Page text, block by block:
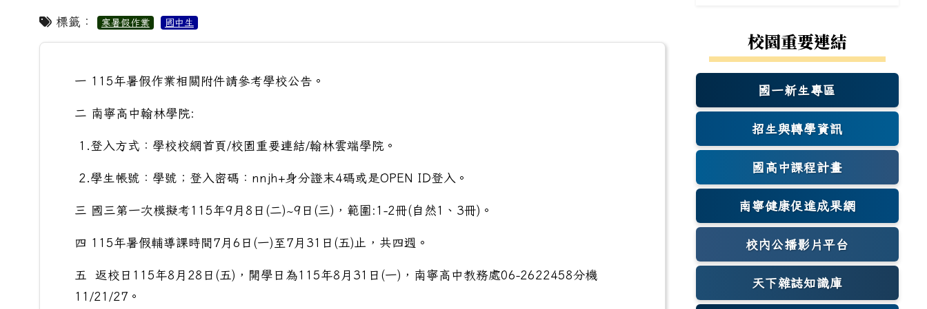
標籤： 寒暑假作業 國中生
一 115年暑假作業相關附件請參考學校公告。
二 南寧高中翰林學院:
1.登入方式：學校校網首頁/校園重要連結/翰林雲端學院。
2.學生帳號：學號；登入密碼：nnjh+身分證末4碼或是OPEN ID登入。
三 國三第一次模擬考115年9月8日(二)~9日(三)，範圍:1-2冊(自然1、3冊)。
四 115年暑假輔導課時間7月6日(一)至7月31日(五)止，共四週。
五 返校日115年8月28日(五)，開學日為115年8月31日(一)，南寧高中教務處06-2622458分機
11/21/27。
校園重要連結
國一新生專區
(另開新視窗)
招生與轉學資訊
國高中課程計畫
南寧健康促進成果網
(另開新視窗)
校內公播影片平台
天下雜誌知識庫
(另開新視窗)